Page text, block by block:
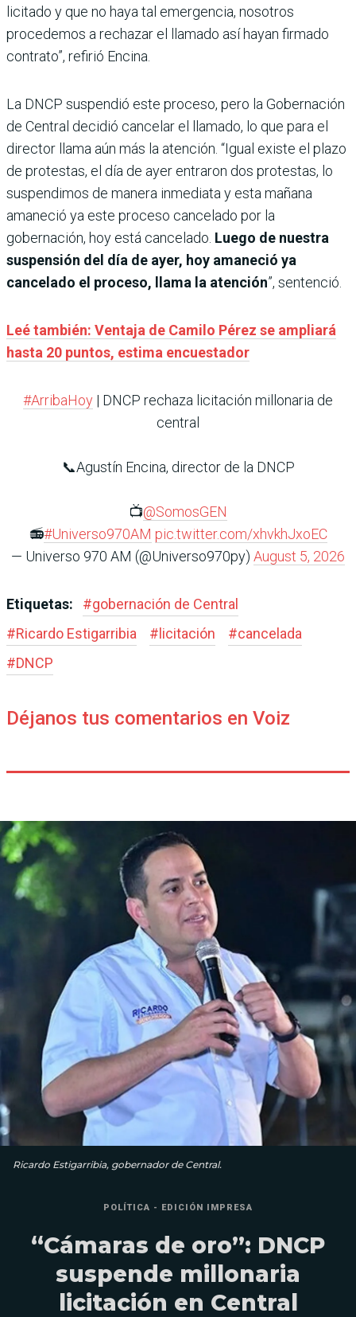
licitado y que no haya tal emergencia, nosotros
procedemos a rechazar el llamado así hayan firmado
contrato”, refirió Encina.
La DNCP suspendió este proceso, pero la Gobernación
de Central decidió cancelar el llamado, lo que para el
director llama aún más la atención. “Igual existe el plazo
de protestas, el día de ayer entraron dos protestas, lo
suspendimos de manera inmediata y esta mañana
amaneció ya este proceso cancelado por la
gobernación, hoy está cancelado. Luego de nuestra
suspensión del día de ayer, hoy amaneció ya
cancelado el proceso, llama la atención”, sentenció.
Leé también: Ventaja de Camilo Pérez se ampliará
hasta 20 puntos, estima encuestador
#ArribaHoy | DNCP rechaza licitación millonaria de
central
📞Agustín Encina, director de la DNCP
📺@SomosGEN
📻#Universo970AM pic.twitter.com/xhvkhJxoEC
— Universo 970 AM (@Universo970py) August 5, 2026
Etiquetas: #gobernación de Central
#Ricardo Estigarribia # licitación #cancelada
#DNCP
Déjanos tus comentarios en Voiz
Ricardo Estigarribia, gobernador de Central.
POLÍTICA - EDICIÓN IMPRESA
“Cámaras de oro”: DNCP
suspende millonaria
licitación en Central